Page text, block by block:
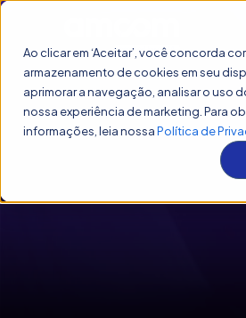
Ao clicar em ‘Aceitar’, você concorda
armazenamento de cookies em seu
aprimorar a navegação, analisar o uso
nossa experiência de marketing. Para
informações, leia nossaPolítica de